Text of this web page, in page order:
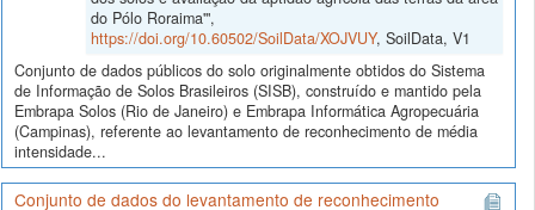
do Pólo Roraima'",
https://doi.org/10.60502/SoilData/XOJVUY, SoilData, V1
Conjunto de dados públicos do solo originalmente obtidos do Sistema
de Informação de Solos Brasileiros (SISB), construído e mantido pela
Embrapa Solos (Rio de Janeiro) e Embrapa Informática Agropecuária
(Campinas), referente ao levantamento de reconhecimento de média
intensidade...
Conjunto de dados do levantamento de reconhecimento